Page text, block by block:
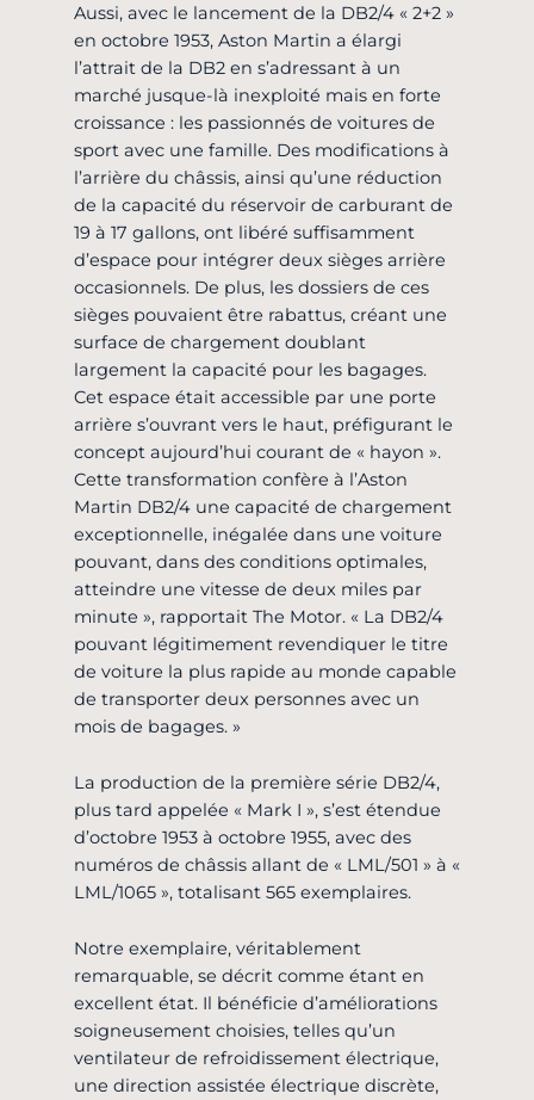
Aussi, avec le lancement de la DB2/4 « 2+2 »
en octobre 1953, Aston Martin a élargi
l’attrait de la DB2 en s’adressant à un
marché jusque-là inexploité mais en forte
croissance : les passionnés de voitures de
sport avec une famille. Des modifications à
l’arrière du châssis, ainsi qu’une réduction
de la capacité du réservoir de carburant de
19 à 17 gallons, ont libéré suffisamment
d’espace pour intégrer deux sièges arrière
occasionnels. De plus, les dossiers de ces
sièges pouvaient être rabattus, créant une
surface de chargement doublant
largement la capacité pour les bagages.
Cet espace était accessible par une porte
arrière s’ouvrant vers le haut, préfigurant le
concept aujourd’hui courant de « hayon ».
Cette transformation confère à l’Aston
Martin DB2/4 une capacité de chargement
exceptionnelle, inégalée dans une voiture
pouvant, dans des conditions optimales,
atteindre une vitesse de deux miles par
minute », rapportait The Motor. « La DB2/4
pouvant légitimement revendiquer le titre
de voiture la plus rapide au monde capable
de transporter deux personnes avec un
mois de bagages. »
La production de la première série DB2/4,
plus tard appelée « Mark I », s’est étendue
d’octobre 1953 à octobre 1955, avec des
numéros de châssis allant de « LML/501 » à «
LML/1065 », totalisant 565 exemplaires.
Notre exemplaire, véritablement
remarquable, se décrit comme étant en
excellent état. Il bénéficie d’améliorations
soigneusement choisies, telles qu’un
ventilateur de refroidissement électrique,
une direction assistée électrique discrète,